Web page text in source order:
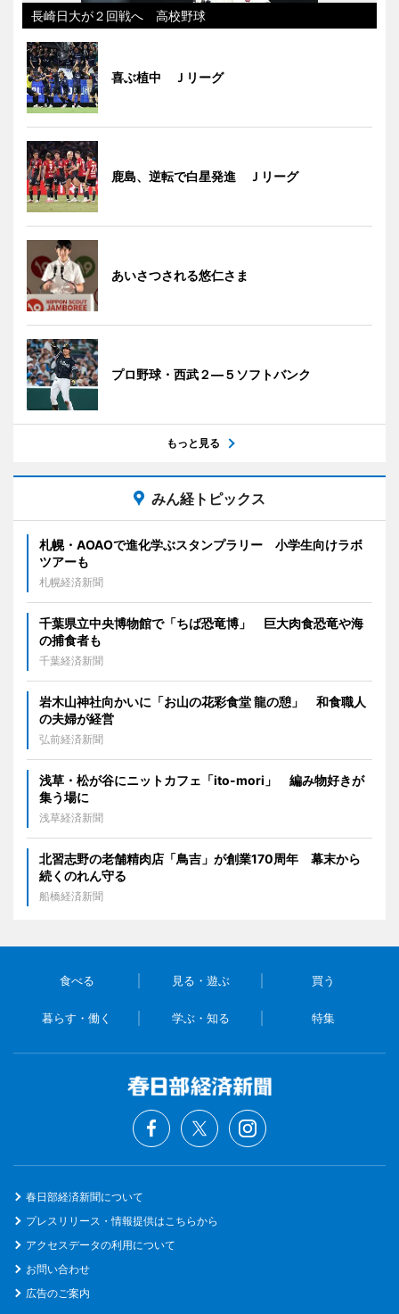
長崎日大が２回戦へ 高校野球
喜ぶ植中 Ｊリーグ
鹿島、逆転で白星発進 Ｊリーグ
あいさつされる悠仁さま
プロ野球・西武２―５ソフトバンク
もっと見る
みん経トピックス
札幌・AOAOで進化学ぶスタンプラリー 小学生向けラボ
ツアーも
札幌経済新聞
千葉県立中央博物館で「ちば恐竜博」 巨大肉食恐竜や海
の捕食者も
千葉経済新聞
岩木山神社向かいに「お山の花彩食堂 龍の憩」 和食職人
の夫婦が経営
弘前経済新聞
浅草・松が谷にニットカフェ「ito-mori」 編み物好きが
集う場に
浅草経済新聞
北習志野の老舗精肉店「鳥吉」が創業170周年 幕末から
続くのれん守る
船橋経済新聞
食べる 見る・遊ぶ 買う
暮らす・働く 学ぶ・知る 特集
春日部経済新聞について
プレスリリース・情報提供はこちらから
アクセスデータの利用について
お問い合わせ
広告のご案内